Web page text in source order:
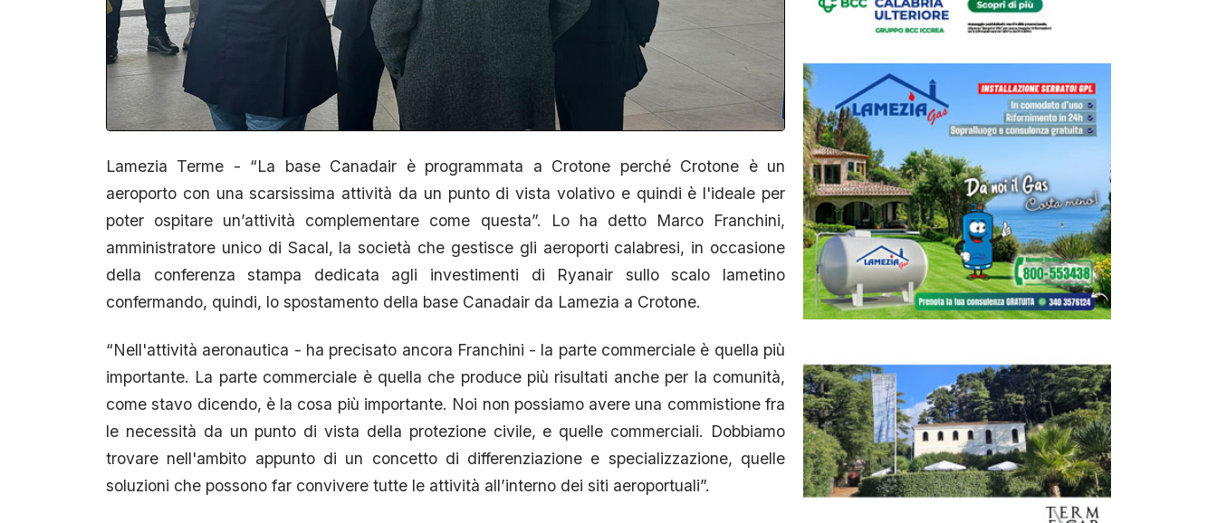
Lamezia Terme - “La base Canadair è programmata a Crotone perché Crotone è un
aeroporto con una scarsissima attività da un punto di vista volativo e quindi è l'ideale per
poter ospitare un’attività complementare come questa”. Lo ha detto Marco Franchini,
amministratore unico di Sacal, la società che gestisce gli aeroporti calabresi, in occasione
della conferenza stampa dedicata agli investimenti di Ryanair sullo scalo lametino
confermando, quindi, lo spostamento della base Canadair da Lamezia a Crotone.
“Nell'attività aeronautica - ha precisato ancora Franchini - la parte commerciale è quella più
importante. La parte commerciale è quella che produce più risultati anche per la comunità,
come stavo dicendo, è la cosa più importante. Noi non possiamo avere una commistione fra
le necessità da un punto di vista della protezione civile, e quelle commerciali. Dobbiamo
trovare nell'ambito appunto di un concetto di differenziazione e specializzazione, quelle
soluzioni che possono far convivere tutte le attività all’interno dei siti aeroportuali”.